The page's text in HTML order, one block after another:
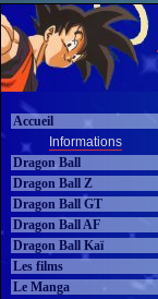
Accueil
Informations
Dragon Ball
Dragon Ball Z
Dragon Ball GT
Dragon Ball AF
Dragon Ball Kaï
Les films
Le Manga